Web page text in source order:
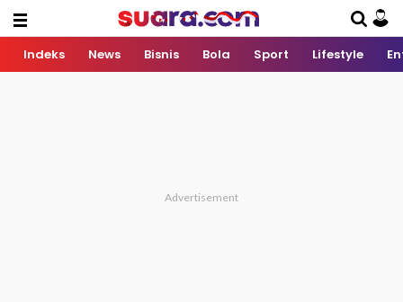
Indeks News Bisnis Bola Sport Lifestyle